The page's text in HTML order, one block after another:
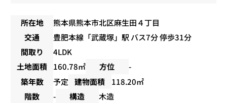
所在地
熊本県熊本市北区麻生田４丁目
交通
豊肥本線 「武蔵塚」駅 バス7分 停歩31分
間取り
4LDK
土地面積
160.78㎡ 方位
-
築年数
予定 建物面積
118.20㎡
階数
- 構造 木造